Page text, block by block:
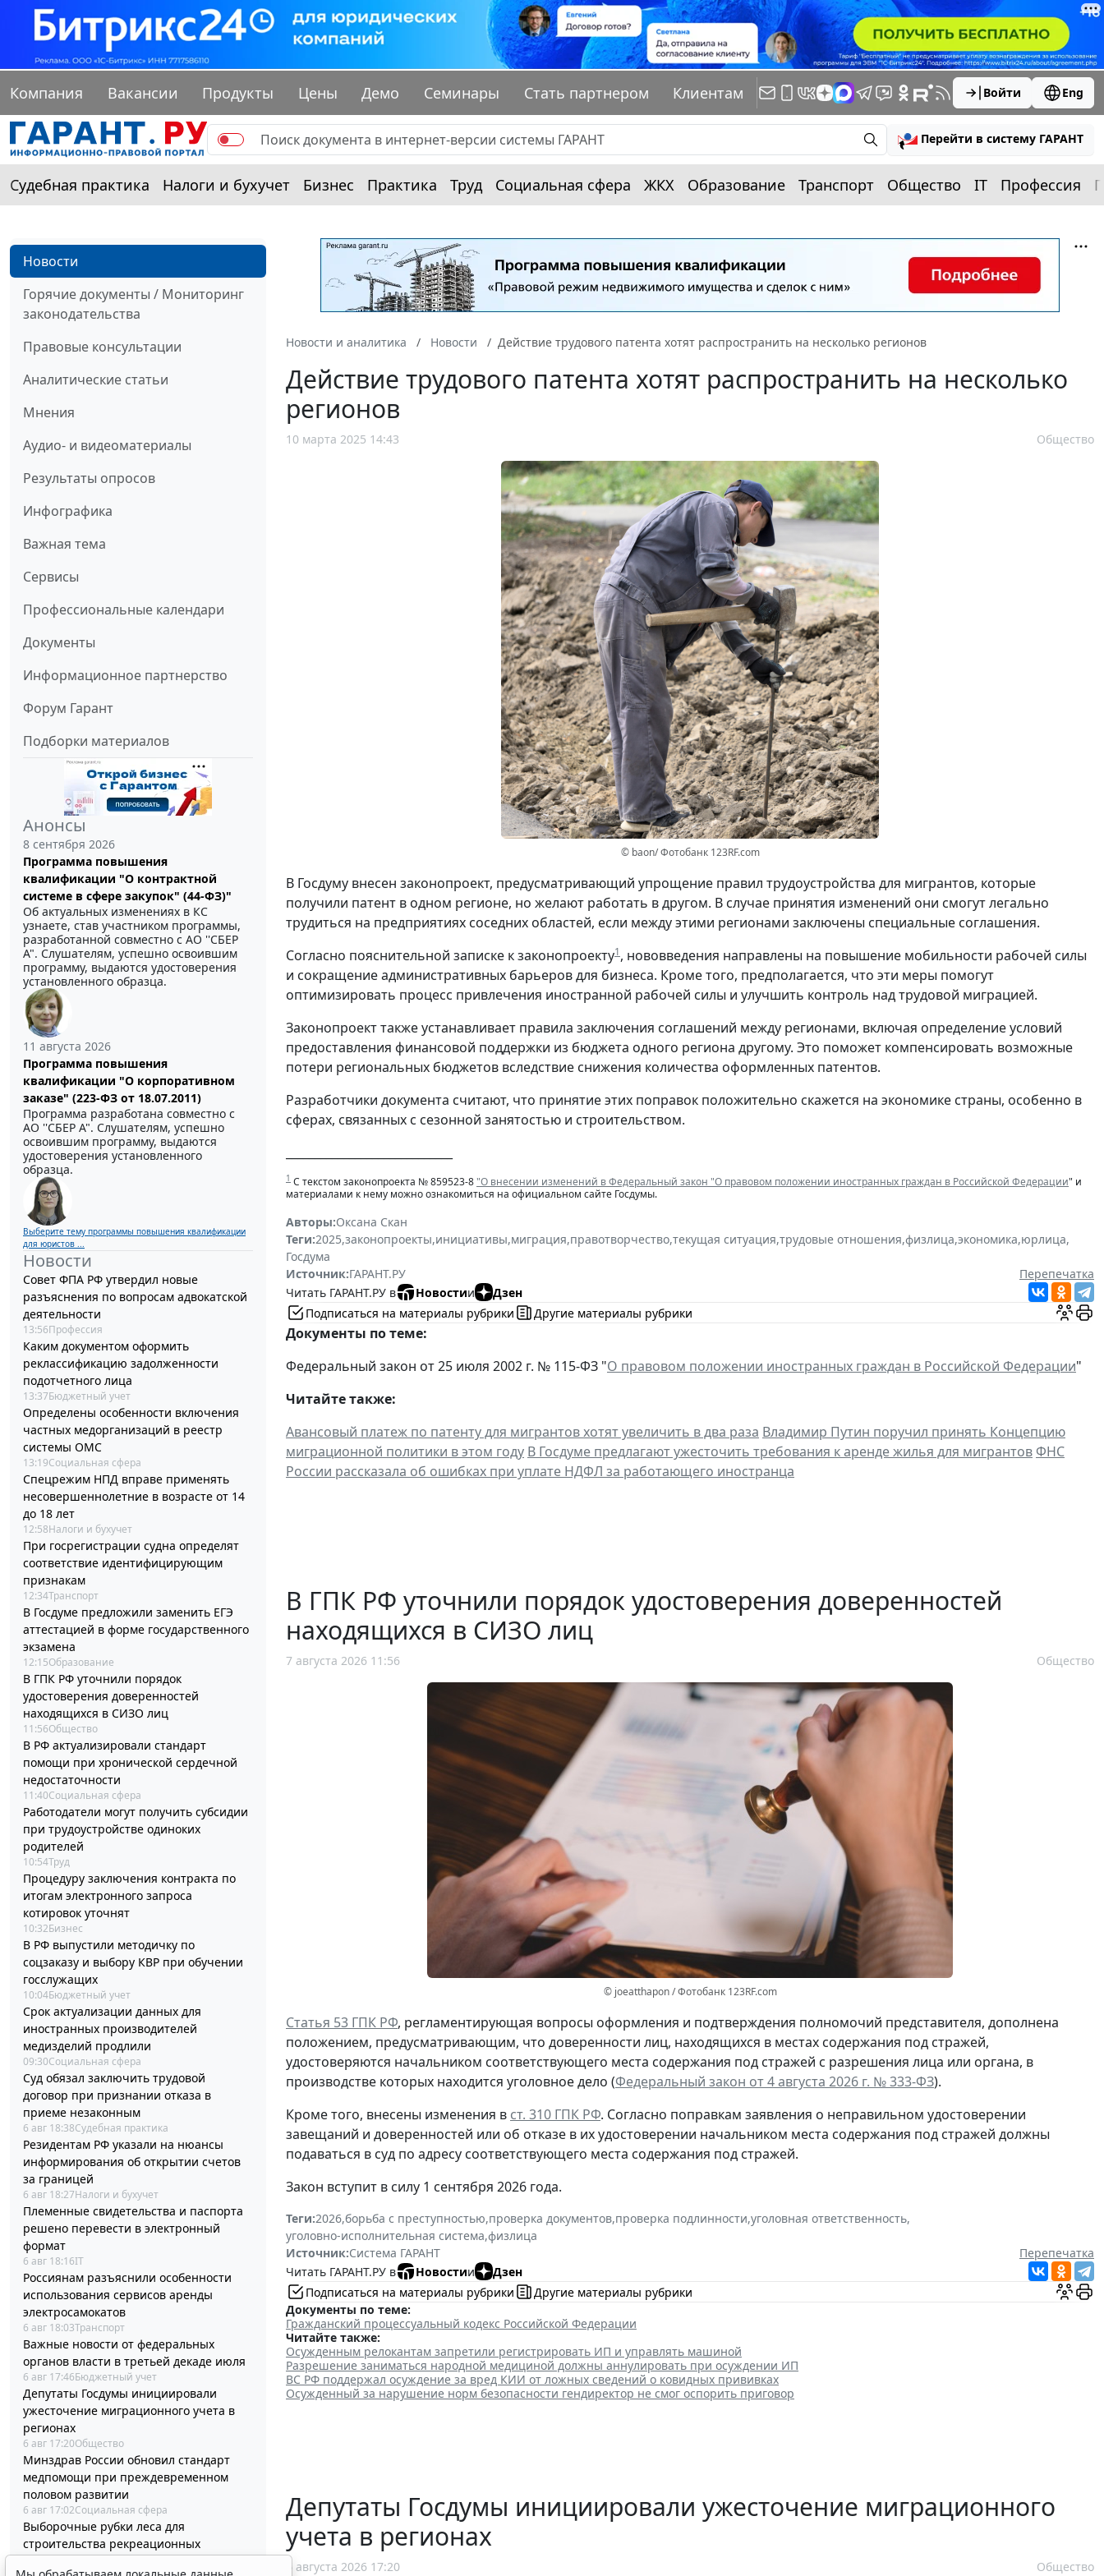
Компания Вакансии Продукты Цены Демо Семинары Стать партнером Клиентам Войти Eng
Перейти в систему ГАРАНТ
Судебная практика Налоги и бухучет Бизнес Практика Труд Социальная сфера ЖКХ Образование Транспорт Общество IT Профессия
Новости
Горячие документы / Мониторинг
законодательства
Правовые консультации
Аналитические статьи
Мнения
Аудио- и видеоматериалы
Результаты опросов
Инфографика
Важная тема
Сервисы
Профессиональные календари
Документы
Информационное партнерство
Форум Гарант
Подборки материалов
Анонсы
8 сентября 2026
Программа повышения
квалификации "О контрактной
системе в сфере закупок" (44-ФЗ)"
Об актуальных изменениях в КС
узнаете, став участником программы,
разработанной совместно с АО ''СБЕР
А". Слушателям, успешно освоившим
программу, выдаются удостоверения
установленного образца.
11 августа 2026
Программа повышения
квалификации "О корпоративном
заказе" (223-ФЗ от 18.07.2011)
Программа разработана совместно с
АО ''СБЕР А". Слушателям, успешно
освоившим программу, выдаются
удостоверения установленного
образца.
Выберите тему программы повышения квалификации
для юристов ...
Новости
Совет ФПА РФ утвердил новые
разъяснения по вопросам адвокатской
деятельности
13:56Профессия
Каким документом оформить
реклассификацию задолженности
подотчетного лица
13:37Бюджетный учет
Определены особенности включения
частных медорганизаций в реестр
системы ОМС
13:19Социальная сфера
Спецрежим НПД вправе применять
несовершеннолетние в возрасте от 14
до 18 лет
12:58Налоги и бухучет
При госрегистрации судна определят
соответствие идентифицирующим
признакам
12:34Транспорт
В Госдуме предложили заменить ЕГЭ
аттестацией в форме государственного
экзамена
12:15Образование
В ГПК РФ уточнили порядок
удостоверения доверенностей
находящихся в СИЗО лиц
11:56Общество
В РФ актуализировали стандарт
помощи при хронической сердечной
недостаточности
11:40Социальная сфера
Работодатели могут получить субсидии
при трудоустройстве одиноких
родителей
10:54Труд
Процедуру заключения контракта по
итогам электронного запроса
котировок уточнят
10:32Бизнес
В РФ выпустили методичку по
соцзаказу и выбору КВР при обучении
госслужащих
10:04Бюджетный учет
Срок актуализации данных для
иностранных производителей
медизделий продлили
09:30Социальная сфера
Суд обязал заключить трудовой
договор при признании отказа в
приеме незаконным
6 авг 18:38Судебная практика
Резидентам РФ указали на нюансы
информирования об открытии счетов
за границей
6 авг 18:27Налоги и бухучет
Племенные свидетельства и паспорта
решено перевести в электронный
формат
6 авг 18:16IT
Россиянам разъяснили особенности
использования сервисов аренды
электросамокатов
6 авг 18:03Транспорт
Важные новости от федеральных
органов власти в третьей декаде июля
6 авг 17:46Бюджетный учет
Депутаты Госдумы инициировали
ужесточение миграционного учета в
регионах
6 авг 17:20Общество
Минздрав России обновил стандарт
медпомощи при преждевременном
половом развитии
6 авг 17:02Социальная сфера
Выборочные рубки леса для
строительства рекреационных
Новости и аналитика Новости Действие трудового патента хотят распространить на несколько регионов
Действие трудового патента хотят распространить на несколько
регионов
10 марта 2025 14:43 Общество
© baon/ Фотобанк 123RF.com
В Госдуму внесен законопроект, предусматривающий упрощение правил трудоустройства для мигрантов, которые
получили патент в одном регионе, но желают работать в другом. В случае принятия изменений они смогут легально
трудиться на предприятиях соседних областей, если между этими регионами заключены специальные соглашения.
Согласно пояснительной записке к законопроекту1, нововведения направлены на повышение мобильности рабочей силы
и сокращение административных барьеров для бизнеса. Кроме того, предполагается, что эти меры помогут
оптимизировать процесс привлечения иностранной рабочей силы и улучшить контроль над трудовой миграцией.
Законопроект также устанавливает правила заключения соглашений между регионами, включая определение условий
предоставления финансовой поддержки из бюджета одного региона другому. Это поможет компенсировать возможные
потери региональных бюджетов вследствие снижения количества оформленных патентов.
Разработчики документа считают, что принятие этих поправок положительно скажется на экономике страны, особенно в
сферах, связанных с сезонной занятостью и строительством.
1 С текстом законопроекта № 859523-8"О внесении изменений в Федеральный закон "О правовом положении иностранных граждан в Российской Федерации" и
материалами к нему можно ознакомиться на официальном сайте Госдумы.
Авторы:Оксана Скан
Теги:2025,законопроекты,инициативы,миграция,правотворчество,текущая ситуация,трудовые отношения,физлица,экономика,юрлица,
Госдума
Источник:ГАРАНТ.РУ
Перепечатка
Читать ГАРАНТ.РУ в
Новостии
Дзен
Подписаться на материалы рубрики
Другие материалы рубрики
Документы по теме:
Федеральный закон от 25 июля 2002 г. № 115-ФЗ "О правовом положении иностранных граждан в Российской Федерации"
Читайте также:
Авансовый платеж по патенту для мигрантов хотят увеличить в два раза Владимир Путин поручил принять Концепцию
миграционной политики в этом году В Госдуме предлагают ужесточить требования к аренде жилья для мигрантовФНС
России рассказала об ошибках при уплате НДФЛ за работающего иностранца
В ГПК РФ уточнили порядок удостоверения доверенностей
находящихся в СИЗО лиц
7 августа 2026 11:56 Общество
© joeatthapon / Фотобанк 123RF.com
Статья 53 ГПК РФ, регламентирующая вопросы оформления и подтверждения полномочий представителя, дополнена
положением, предусматривающим, что доверенности лиц, находящихся в местах содержания под стражей,
удостоверяются начальником соответствующего места содержания под стражей с разрешения лица или органа, в
производстве которых находится уголовное дело (Федеральный закон от 4 августа 2026 г. № 333-ФЗ).
Кроме того, внесены изменения в ст. 310 ГПК РФ. Согласно поправкам заявления о неправильном удостоверении
завещаний и доверенностей или об отказе в их удостоверении начальником места содержания под стражей должны
подаваться в суд по адресу соответствующего места содержания под стражей.
Закон вступит в силу 1 сентября 2026 года.
Теги:2026,борьба с преступностью,проверка документов,проверка подлинности,уголовная ответственность,
уголовно-исполнительная система,физлица
Источник:Система ГАРАНТ
Перепечатка
Читать ГАРАНТ.РУ в
Новостии
Дзен
Подписаться на материалы рубрики
Другие материалы рубрики
Документы по теме:
Гражданский процессуальный кодекс Российской Федерации
Читайте также:
Осужденным релокантам запретили регистрировать ИП и управлять машиной
Разрешение заниматься народной медициной должны аннулировать при осуждении ИП
ВС РФ поддержал осуждение за вред КИИ от ложных сведений о ковидных прививках
Осужденный за нарушение норм безопасности гендиректор не смог оспорить приговор
Депутаты Госдумы инициировали ужесточение миграционного
учета в регионах
6 августа 2026 17:20 Общество